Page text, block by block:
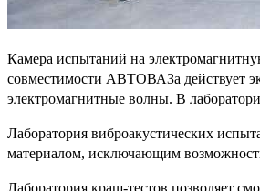
Камера испытаний на
совместимости АВТОВАЗа действует
электромагнитные волны. В
Лаборатория виброакустических
материалом, исключающим